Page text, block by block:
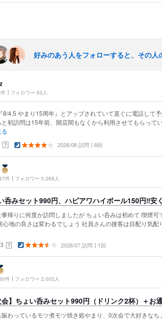
好みのあう人をフォローすると、その人
フォロワー 63人
8/4,5 やまり15周年』とアップされていて直ぐに電話して
と初訪問は15年前、開店間もなくから利用させてもらって
？ 2026/08 訪問 8回
件 フォロワー 5,268人
呑みセット990円、ハピアワハイボール150円‼️安
帰りに何度か訪問しましたが ちょい呑みは初めて 喫煙可
心地の良さは変わるでしょう 社員さんの接客は目配り気配
？ 2026/07 訪問 1回
件 フォロワー 2,002人
会】ちょい呑みセット990円（ドリンク2杯）＋お
賑わっているモツ煮モツ焼き処やまり、0次会で大好きな